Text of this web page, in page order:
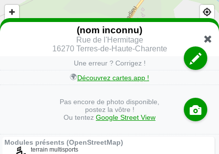
(nom inconnu)
Rue de l'Hermitage
16270 Terres-de-Haute-Charente
Une erreur ? Corrigez !
🌍Découvrez cartes.app !
Pas encore de photo disponible,
postez la vôtre !
Ou tentez Google Street View
Modules présents (OpenStreetMap)
terrain multisports